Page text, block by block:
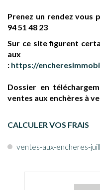
Prenez un rendez vous
94 51 48 23
Sur ce site figurent
aux
: https://
Dossier en
ventes aux enchères à
CALCULER VOS FRAIS
ventes-aux-encheres-